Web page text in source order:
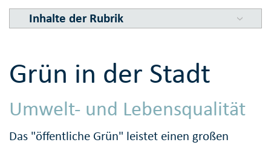
Inhalte der Rubrik
Grün in der Stadt
Umwelt- und Lebensqualität
Das "öffentliche Grün" leistet einen großen